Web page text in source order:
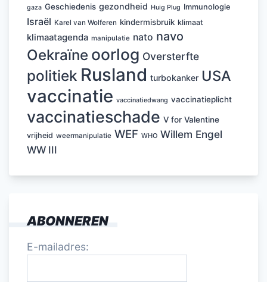
gaza Geschiedenis gezondheid Huig Plug Immunologie
Israël Karel van Wolferen kindermisbruik klimaat
klimaatagenda manipulatie nato navo
Oekraïne oorlog Oversterfte
politiek Rusland turbokanker USA
vaccinatie vaccinatiedwang vaccinatieplicht
vaccinatieschade V for Valentine
vrijheid weermanipulatie WEF WHO Willem Engel
WW III
ABONNEREN
E-mailadres: